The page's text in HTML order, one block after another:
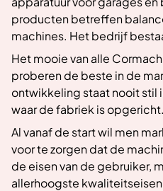
producten betreffen
machines. Het bedrijf
Het mooie van alle
proberen de beste in de
ontwikkeling staat nooit stil
waar de fabriek is opgericht.
Al vanaf de start wil men
voor te zorgen dat de
de eisen van de gebruiker,
allerhoogste